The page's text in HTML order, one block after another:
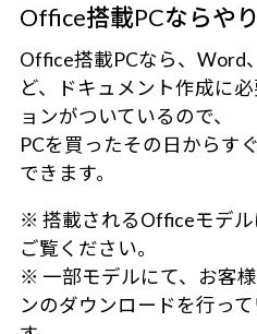
Office搭載PCならや
Office搭載PCなら、Word
ど、ドキュメント作成に
ョンがついているので、
PCを買ったその日からす
できます。
※ 搭載されるOfficeモデ
ご覧ください。
※ 一部モデルにて、お客
ンのダウンロードを行っ